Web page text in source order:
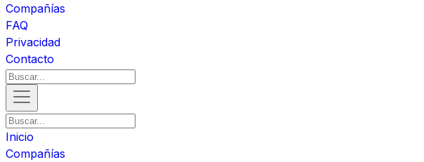
Compañías
FAQ
Privacidad
Contacto
Inicio
Compañías